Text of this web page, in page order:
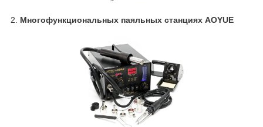
2. Многофункциональных паяльных станциях AOYUE